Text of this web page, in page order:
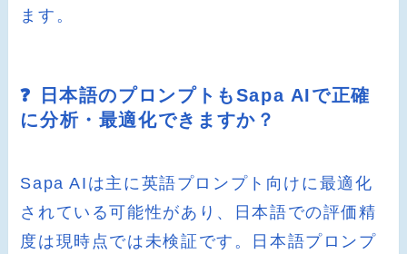
ます。
❓ 日本語のプロンプトもSapa AIで正確
に分析・最適化できますか？
Sapa AIは主に英語プロンプト向けに最適化
されている可能性があり、日本語での評価精
度は現時点では未検証です。日本語プロンプ